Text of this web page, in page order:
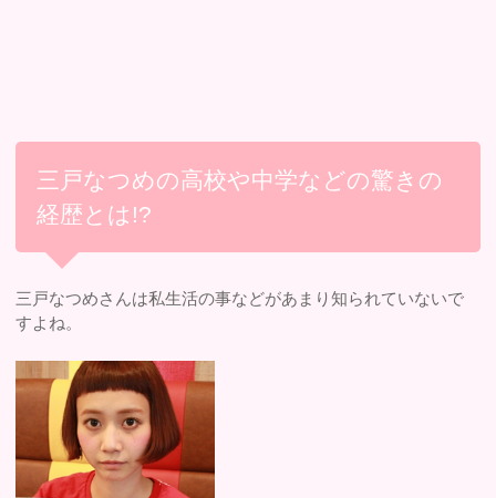
三戸なつめの高校や中学などの驚きの
経歴とは!?
三戸なつめさんは私生活の事などがあまり知られていないで
すよね。